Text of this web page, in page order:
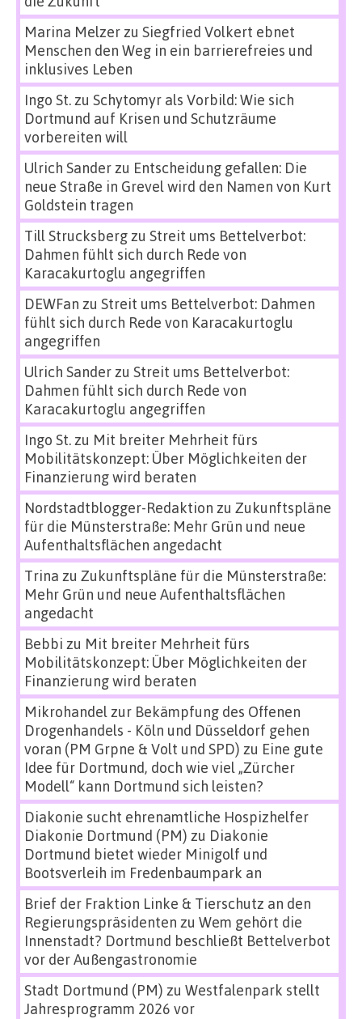
Marina Melzerzu Siegfried Volkert ebnet
Menschen den Weg in ein barrierefreies und
inklusives Leben
Ingo St.zu Schytomyr als Vorbild: Wie sich
Dortmund auf Krisen und Schutzräume
vorbereiten will
Ulrich Sanderzu Entscheidung gefallen: Die
neue Straße in Grevel wird den Namen von Kurt
Goldstein tragen
Till Strucksbergzu Streit ums Bettelverbot:
Dahmen fühlt sich durch Rede von
Karacakurtoglu angegriffen
DEWFan zu Streit ums Bettelverbot: Dahmen
fühlt sich durch Rede von Karacakurtoglu
angegriffen
Ulrich Sanderzu Streit ums Bettelverbot:
Dahmen fühlt sich durch Rede von
Karacakurtoglu angegriffen
Ingo St.zu Mit breiter Mehrheit fürs
Mobilitätskonzept: Über Möglichkeiten der
Finanzierung wird beraten
Nordstadtblogger-Redaktion zu Zukunftspläne
für die Münsterstraße: Mehr Grün und neue
Aufenthaltsflächen angedacht
Trina zu Zukunftspläne für die Münsterstraße:
Mehr Grün und neue Aufenthaltsflächen
angedacht
Bebbi zu Mit breiter Mehrheit fürs
Mobilitätskonzept: Über Möglichkeiten der
Finanzierung wird beraten
Mikrohandel zur Bekämpfung des Offenen
Drogenhandels - Köln und Düsseldorf gehen
voran (PM Grpne & Volt und SPD) zu Eine gute
Idee für Dortmund, doch wie viel „Zürcher
Modell“ kann Dortmund sich leisten?
Diakonie sucht ehrenamtliche Hospizhelfer
Diakonie Dortmund (PM) zu Diakonie
Dortmund bietet wieder Minigolf und
Bootsverleih im Fredenbaumpark an
Brief der Fraktion Linke & Tierschutz an den
Regierungspräsidenten zu Wem gehört die
Innenstadt? Dortmund beschließt Bettelverbot
vor der Außengastronomie
Stadt Dortmund (PM) zu Westfalenpark stellt
Jahresprogramm 2026 vor